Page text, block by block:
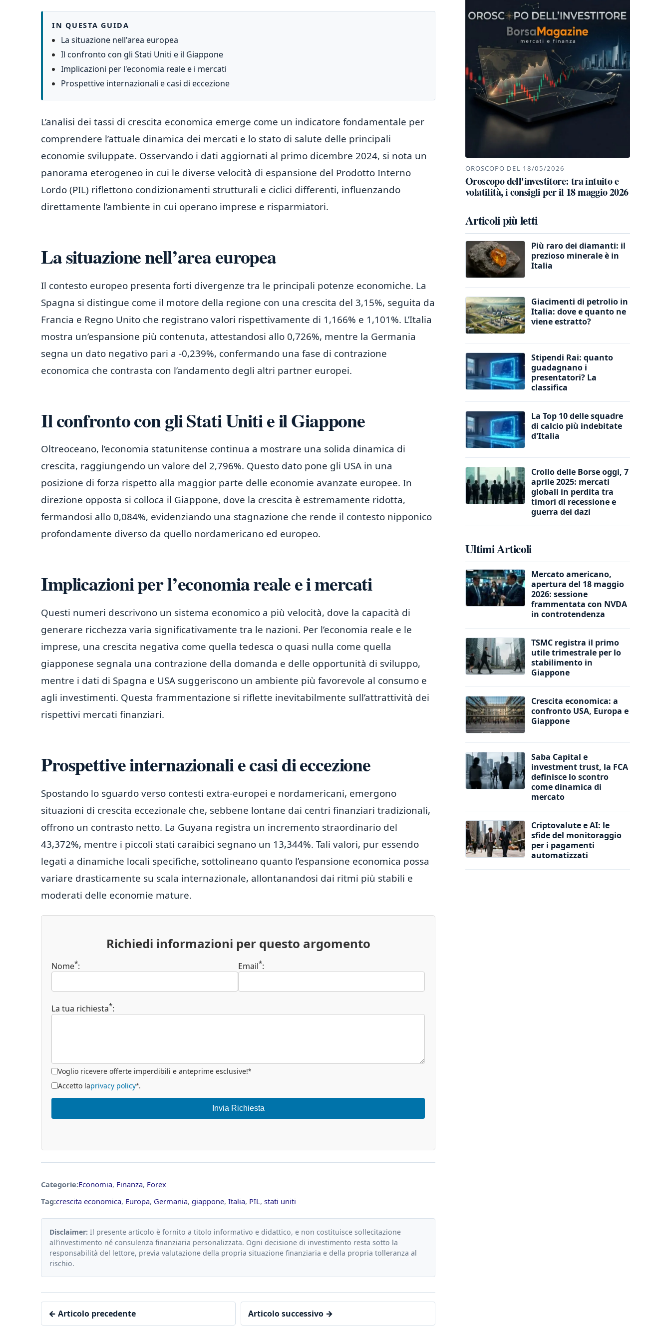
IN QUESTA GUIDA
La situazione nell'area europea
Il confronto con gli Stati Uniti e il Giappone
Implicazioni per l'economia reale e i mercati
Prospettive internazionali e casi di eccezione
L’analisi dei tassi di crescita economica emerge come un indicatore fondamentale per
comprendere l’attuale dinamica dei mercati e lo stato di salute delle principali
economie sviluppate. Osservando i dati aggiornati al primo dicembre 2024, si nota un
panorama eterogeneo in cui le diverse velocità di espansione del Prodotto Interno
Lordo (PIL) riflettono condizionamenti strutturali e ciclici differenti, influenzando
direttamente l’ambiente in cui operano imprese e risparmiatori.
La situazione nell’area europea
Il contesto europeo presenta forti divergenze tra le principali potenze economiche. La
Spagna si distingue come il motore della regione con una crescita del 3,15%, seguita da
Francia e Regno Unito che registrano valori rispettivamente di 1,166% e 1,101%. L’Italia
mostra un’espansione più contenuta, attestandosi allo 0,726%, mentre la Germania
segna un dato negativo pari a -0,239%, confermando una fase di contrazione
economica che contrasta con l’andamento degli altri partner europei.
Il confronto con gli Stati Uniti e il Giappone
Oltreoceano, l’economia statunitense continua a mostrare una solida dinamica di
crescita, raggiungendo un valore del 2,796%. Questo dato pone gli USA in una
posizione di forza rispetto alla maggior parte delle economie avanzate europee. In
direzione opposta si colloca il Giappone, dove la crescita è estremamente ridotta,
fermandosi allo 0,084%, evidenziando una stagnazione che rende il contesto nipponico
profondamente diverso da quello nordamericano ed europeo.
Implicazioni per l’economia reale e i mercati
Questi numeri descrivono un sistema economico a più velocità, dove la capacità di
generare ricchezza varia significativamente tra le nazioni. Per l’economia reale e le
imprese, una crescita negativa come quella tedesca o quasi nulla come quella
giapponese segnala una contrazione della domanda e delle opportunità di sviluppo,
mentre i dati di Spagna e USA suggeriscono un ambiente più favorevole al consumo e
agli investimenti. Questa frammentazione si riflette inevitabilmente sull’attrattività dei
rispettivi mercati finanziari.
Prospettive internazionali e casi di eccezione
Spostando lo sguardo verso contesti extra-europei e nordamericani, emergono
situazioni di crescita eccezionale che, sebbene lontane dai centri finanziari tradizionali,
offrono un contrasto netto. La Guyana registra un incremento straordinario del
43,372%, mentre i piccoli stati caraibici segnano un 13,344%. Tali valori, pur essendo
legati a dinamiche locali specifiche, sottolineano quanto l’espansione economica possa
variare drasticamente su scala internazionale, allontanandosi dai ritmi più stabili e
moderati delle economie mature.
Richiedi informazioni per questo argomento
Nome*: Email*:
La tua richiesta*:
Voglio ricevere offerte imperdibili e anteprime esclusive!*
Accetto laprivacy policy*.
Invia Richiesta
Categorie:Economia, Finanza, Forex
Tag:crescita economica, Europa, Germania, giappone, Italia, PIL, stati uniti
Disclaimer: Il presente articolo è fornito a titolo informativo e didattico, e non costituisce sollecitazione
all’investimento né consulenza finanziaria personalizzata. Ogni decisione di investimento resta sotto la
responsabilità del lettore, previa valutazione della propria situazione finanziaria e della propria tolleranza al
rischio.
← Articolo precedente Articolo successivo →
OROSCOPO DEL 18/05/2026
Oroscopo dell'investitore: tra intuito e
volatilità, i consigli per il 18 maggio 2026
Articoli più letti
Più raro dei diamanti: il
prezioso minerale è in
Italia
Giacimenti di petrolio in
Italia: dove e quanto ne
viene estratto?
Stipendi Rai: quanto
guadagnano i
presentatori? La
classifica
La Top 10 delle squadre
di calcio più indebitate
d'Italia
Crollo delle Borse oggi, 7
aprile 2025: mercati
globali in perdita tra
timori di recessione e
guerra dei dazi
Ultimi Articoli
Mercato americano,
apertura del 18 maggio
2026: sessione
frammentata con NVDA
in controtendenza
TSMC registra il primo
utile trimestrale per lo
stabilimento in
Giappone
Crescita economica: a
confronto USA, Europa e
Giappone
Saba Capital e
investment trust, la FCA
definisce lo scontro
come dinamica di
mercato
Criptovalute e AI: le
sfide del monitoraggio
per i pagamenti
automatizzati